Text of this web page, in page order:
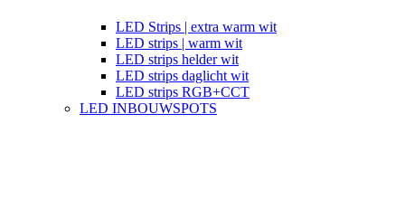
LED Strips | extra warm wit
LED strips | warm wit
LED strips helder wit
LED strips daglicht wit
LED strips RGB+CCT
LED INBOUWSPOTS